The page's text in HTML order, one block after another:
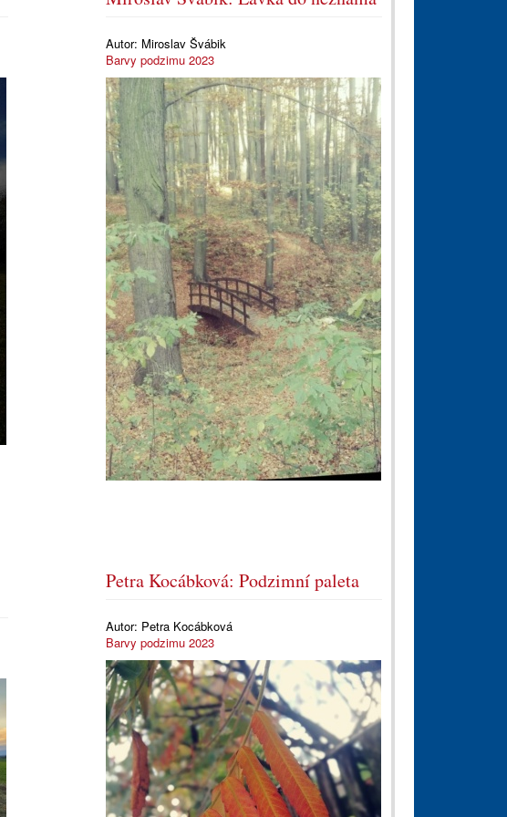
Autor: Miroslav Švábik
Barvy podzimu 2023
Petra Kocábková: Podzimní paleta
Autor: Petra Kocábková
Barvy podzimu 2023